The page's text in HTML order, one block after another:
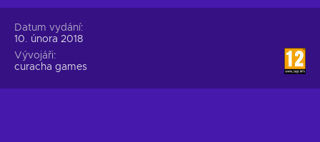
swords, rings, and so on. In the village, in addition, we can
trade with its inhabitants or even craft your own items.
Heretic Gods – Ragnarok manages to successfully adapt the
formula of popular roleplaying games to tactile devices. For
this, it not only offers an accessible control system, but also
Datum vydání
10. února 2018
Vývojáři
curacha games